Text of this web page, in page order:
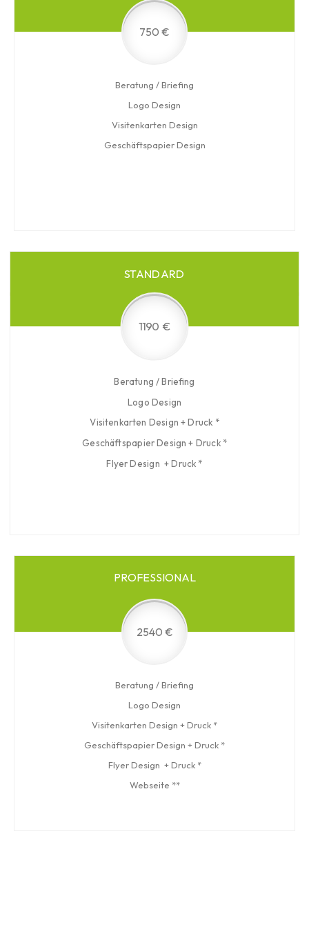
750 €
Beratung / Briefing
Logo Design
Visitenkarten Design
Geschäftspapier Design
STANDARD
1190 €
Beratung / Briefing
Logo Design
Visitenkarten Design + Druck *
Geschäftspapier Design + Druck *
Flyer Design + Druck *
PROFESSIONAL
2540 €
Beratung / Briefing
Logo Design
Visitenkarten Design + Druck *
Geschäftspapier Design + Druck *
Flyer Design + Druck *
Webseite **